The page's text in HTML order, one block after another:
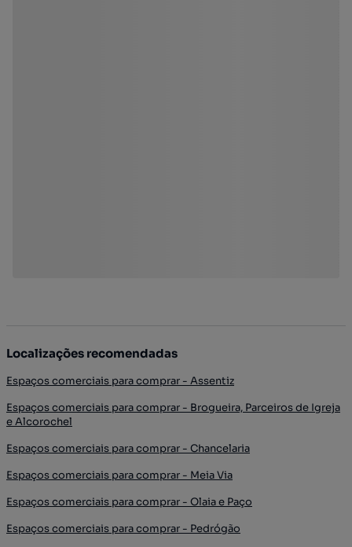
Localizações recomendadas
Espaços comerciais para comprar - Assentiz
Espaços comerciais para comprar - Brogueira, Parceiros de Igreja
e Alcorochel
Espaços comerciais para comprar - Chancelaria
Espaços comerciais para comprar - Meia Via
Espaços comerciais para comprar - Olaia e Paço
Espaços comerciais para comprar - Pedrógão